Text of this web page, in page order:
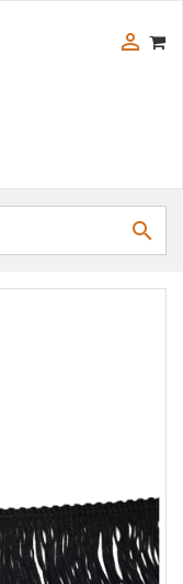

